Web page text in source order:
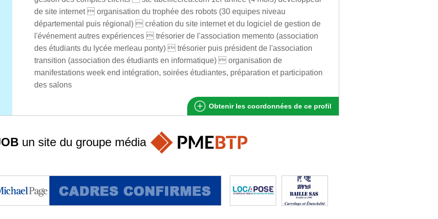
de site internet  organisation du trophée des robots (30 equipes niveau
départemental puis régional)  création du site internet et du logiciel de gestion de
l'événement autres expériences  trésorier de l'association memento (association
des étudiants du lycée merleau ponty)  trésorier puis président de l'association
transition (association des étudiants en informatique)  organisation de
manifestations week end intégration, soirées étudiantes, préparation et participation
des salons
Obtenir les coordonnées de ce profil
un site du groupe média